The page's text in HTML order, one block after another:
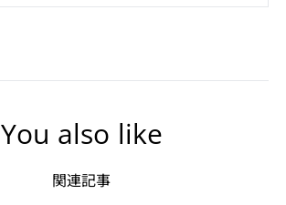
You also like
関連記事